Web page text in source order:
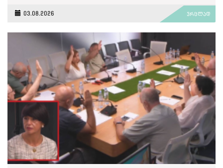
03.08.2026 ვრცლად